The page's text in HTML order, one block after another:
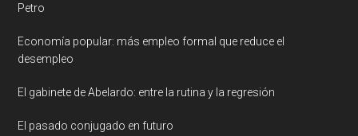
Petro
Economía popular: más empleo formal que reduce el
desempleo
El gabinete de Abelardo: entre la rutina y la regresión
El pasado conjugado en futuro